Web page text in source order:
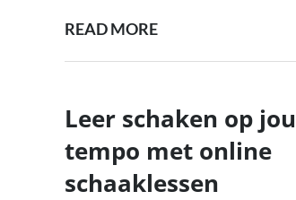
READ MOREINCLUSIEF
LEERZAME
EN
VERBINDENDE
ERVARING
Leer schaken op
tempo met online
schaaklessen